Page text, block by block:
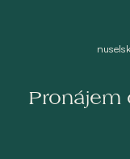
Pronájem